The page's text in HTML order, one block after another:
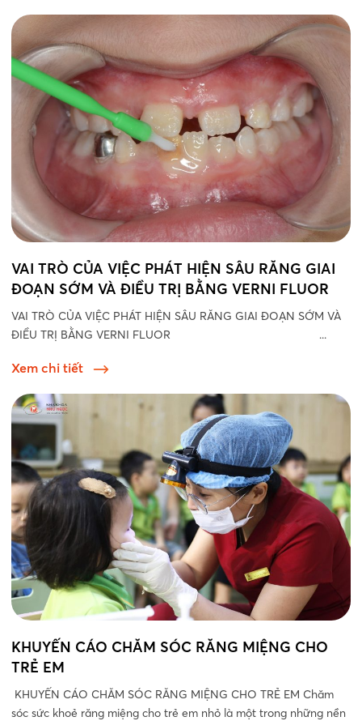
VAI TRÒ CỦA VIỆC PHÁT HIỆN SÂU RĂNG GIAI
ĐOẠN SỚM VÀ ĐIỀU TRỊ BẰNG VERNI FLUOR
VAI TRÒ CỦA VIỆC PHÁT HIỆN SÂU RĂNG GIAI ĐOẠN SỚM VÀ
ĐIỀU TRỊ BẰNG VERNI FLUOR ...
Xem chi tiết
KHUYẾN CÁO CHĂM SÓC RĂNG MIỆNG CHO
TRẺ EM
KHUYẾN CÁO CHĂM SÓC RĂNG MIỆNG CHO TRẺ EM Chăm
sóc sức khoẻ răng miệng cho trẻ em nhỏ là một trong những nền